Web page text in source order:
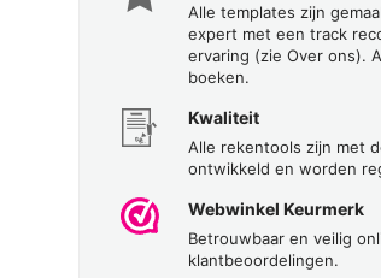
Alle templates zijn
expert met een track
ervaring (zie Over ons).
boeken.
Kwaliteit
Alle rekentools zijn met
ontwikkeld en worden
Webwinkel Keurmerk
Betrouwbaar en veilig
klantbeoordelingen.